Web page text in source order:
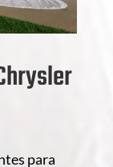
para